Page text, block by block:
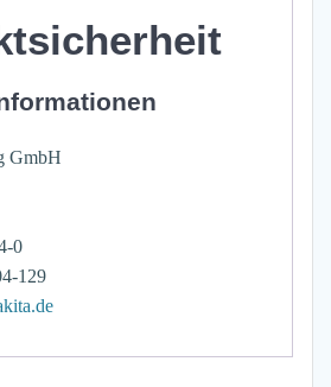
GmbH
0
129